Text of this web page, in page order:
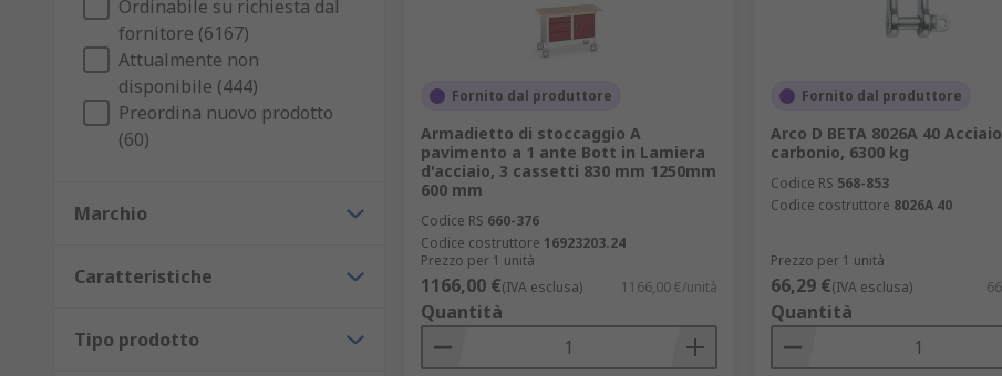
Ordinabile su richiesta dal
fornitore (6167)
Attualmente non
disponibile (444)
Preordina nuovo prodotto
(60)
Marchio
Caratteristiche
Tipo prodotto
Fornito dal produttore
Armadietto di stoccaggio A
pavimento a 1 ante Bott in Lamiera
d'acciaio, 3 cassetti 830 mm 1250mm
600 mm
Codice RS 660-376
Codice costruttore 16923203.24
Prezzo per 1 unità
1166,00 €(IVA esclusa) 1166,00 €/unità
Quantità
Fornito dal produttore
Arco D BETA 8026A 40
carbonio, 6300 kg
Codice RS 568-853
Codice costruttore 8026A 40
Prezzo per 1 unità
66,29 €(IVA esclusa)
Quantità